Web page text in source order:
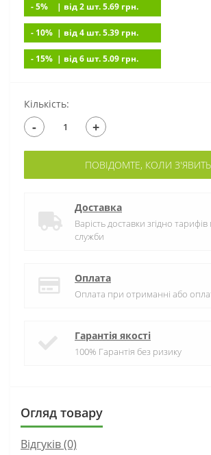
- 5% | вiд 2 шт. 5.69 грн.
- 10% | вiд 4 шт. 5.39 грн.
- 15% | вiд 6 шт. 5.09 грн.
Кількість:
- +
ПОВІДОМТЕ, КОЛИ
Доставка
Варість доставки згідно
служби
Оплата
Оплата при отриманні або
Гарантія якості
100% Гарантія без ризику
Огляд товару
Відгуків (0)